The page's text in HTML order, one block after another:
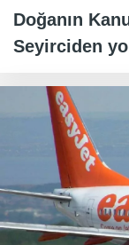
Doğanın
Seyirciden